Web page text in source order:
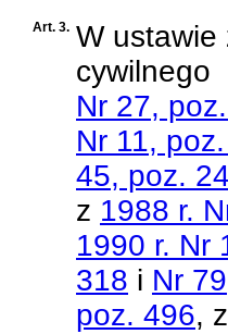
Art. 3. W ustawie
cywilnego
Nr 27,
Nr 11,
45, poz.
z 1988 r.
1990 r. Nr
318 i Nr
poz. 496, z